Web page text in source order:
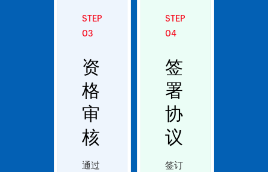
STEP
03
资
格
审
核
通过
STEP
04
签
署
协
议
签订